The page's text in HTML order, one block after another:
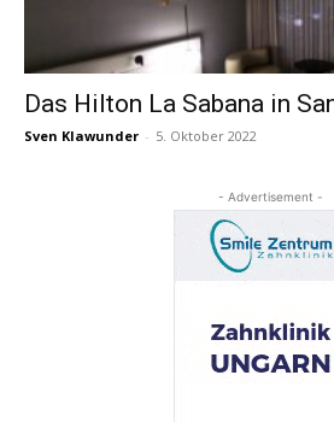
Das Hilton La Sabana in
Sven Klawunder - 5. Oktober 2022
- Advertisement -